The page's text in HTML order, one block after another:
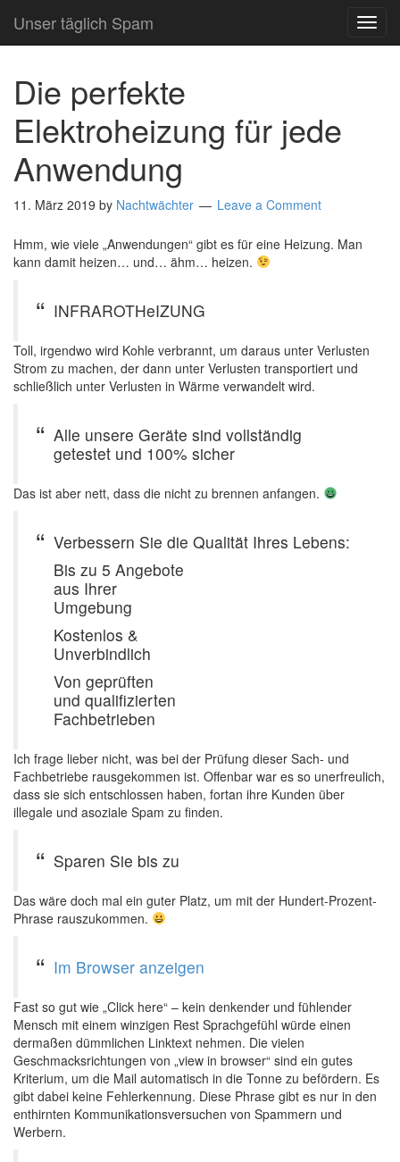
Unser täglich Spam
Die perfekte
Elektroheizung für jede
Anwendung
11. März 2019 by Nachtwächter Leave a Comment
Hmm, wie viele „Anwendungen“ gibt es für eine Heizung. Man
kann damit heizen… und… ähm… heizen.
INFRAROTHeIZUNG
Toll, irgendwo wird Kohle verbrannt, um daraus unter Verlusten
Strom zu machen, der dann unter Verlusten transportiert und
schließlich unter Verlusten in Wärme verwandelt wird.
Alle unsere Geräte sind vollständig
getestet und 100% sicher
Das ist aber nett, dass die nicht zu brennen anfangen.
Verbessern Sie die Qualität Ihres Lebens:
Bis zu 5 Angebote
aus Ihrer
Umgebung
Kostenlos &
Unverbindlich
Von geprüften
und qualifizierten
Fachbetrieben
Ich frage lieber nicht, was bei der Prüfung dieser Sach- und
Fachbetriebe rausgekommen ist. Offenbar war es so unerfreulich,
dass sie sich entschlossen haben, fortan ihre Kunden über
illegale und asoziale Spam zu finden.
Sparen Sie bis zu
Das wäre doch mal ein guter Platz, um mit der Hundert-Prozent-
Phrase rauszukommen.
Im Browser anzeigen
Fast so gut wie „Click here“ – kein denkender und fühlender
Mensch mit einem winzigen Rest Sprachgefühl würde einen
dermaßen dümmlichen Linktext nehmen. Die vielen
Geschmacksrichtungen von „view in browser“ sind ein gutes
Kriterium, um die Mail automatisch in die Tonne zu befördern. Es
gibt dabei keine Fehlerkennung. Diese Phrase gibt es nur in den
enthirnten Kommunikationsversuchen von Spammern und
Werbern.